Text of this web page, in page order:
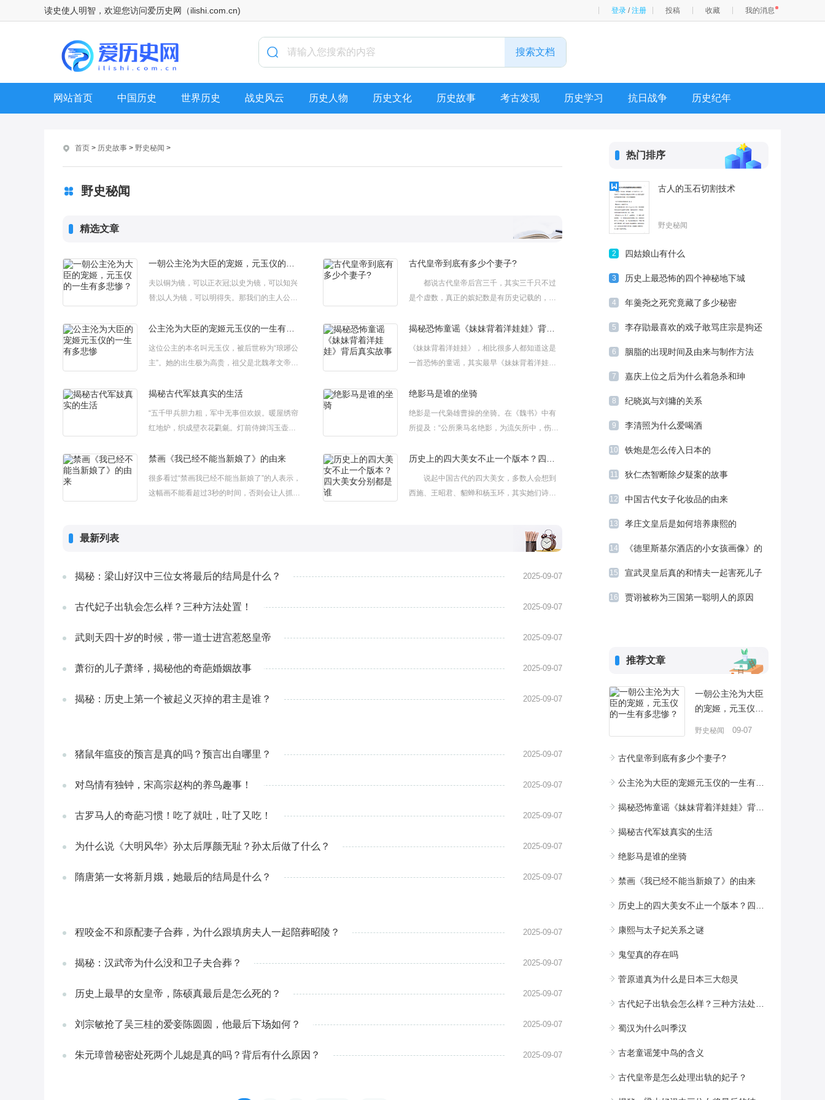
读史使人明智，欢迎您访问爱历史网（ilishi.com.cn) 登录 /注册 投稿 收藏 我的消息
网站首页 中国历史 世界历史 战史风云 历史人物 历史文化 历史故事 考古发现 历史学习 抗日战争 历史纪年
首页 > 历史故事 > 野史秘闻 >
野史秘闻
精选文章
夫以铜为镜，可以正衣冠;以史为镜，可以知兴
替;以人为镜，可以明得失。那我们的主人公元
玉仪，被后世称为“琅琊公主 ...
古代皇帝到底有多少个妻子?
都说古代皇帝后宫三千，其实三千只不过
是个虚数，真正的嫔妃数是有历史记载的，而
上恩宠的，只能郁郁寡欢度过一生。 我们
这位公主的本名叫元玉仪，被后世称为“琅琊公
主”。她的出生极为高贵，祖父是北魏孝文帝的
名的富豪，家中的财产足以匹敌国库。而她的
《妹妹背着洋娃娃》，相比很多人都知道这是
一首恐怖的童谣，其实最早《妹妹背着洋娃
过改编之后意境完全改变非常渗人恐怖而被网
揭秘古代军妓真实的生活
“五千甲兵胆力粗，军中无事但欢娱。暖屋绣帘
红地炉，织成壁衣花氍毹。灯前侍婢泻玉壶，
苍头奴。美人一双闲且都，朱唇翠眉映明矑。
绝影马是谁的坐骑
绝影是一代枭雄曹操的坐骑。在《魏书》中有
所提及：“公所乘马名绝影，为流矢所中，伤颊
嘉靖本、黄本都提到了绝影，而毛本则称之为
禁画《我已经不能当新娘了》的由来
很多看过“禁画我已经不能当新娘了”的人表示，
这幅画不能看超过3秒的时间，否则会让人抓
说起中国古代的四大美女，多数人会想到
西施、王昭君、貂蝉和杨玉环，其实她们诗人
第一个版本、(西施、王昭君、貂蝉、杨玉
环) 一般最常见的说法，按照四位美女的历
(西汉)、貂蝉(三国)、杨玉环(唐初) 。四大美女
最新列表
揭秘：梁山好汉中三位女将最后的结局是什么？ 2025-09-07
古代妃子出轨会怎么样？三种方法处置！ 2025-09-07
武则天四十岁的时候，带一道士进宫惹怒皇帝 2025-09-07
萧衍的儿子萧绎，揭秘他的奇葩婚姻故事 2025-09-07
揭秘：历史上第一个被起义灭掉的君主是谁？ 2025-09-07
猪鼠年瘟疫的预言是真的吗？预言出自哪里？ 2025-09-07
对鸟情有独钟，宋高宗赵构的养鸟趣事！ 2025-09-07
古罗马人的奇葩习惯！吃了就吐，吐了又吃！ 2025-09-07
为什么说《大明风华》孙太后厚颜无耻？孙太后做了什么？ 2025-09-07
隋唐第一女将新月娥，她最后的结局是什么？ 2025-09-07
程咬金不和原配妻子合葬，为什么跟填房夫人一起陪葬昭陵？ 2025-09-07
揭秘：汉武帝为什么没和卫子夫合葬？ 2025-09-07
历史上最早的女皇帝，陈硕真最后是怎么死的？ 2025-09-07
刘宗敏抢了吴三桂的爱妾陈圆圆，他最后下场如何？ 2025-09-07
朱元璋曾秘密处死两个儿媳是真的吗？背后有什么原因？ 2025-09-07
热门排序
古人的玉石切割技术
野史秘闻
2 四姑娘山有什么
3 历史上最恐怖的四个神秘地下城
4 年羹尧之死究竟藏了多少秘密
5
李存勖最喜欢的戏子敢骂庄宗是狗还
公开扇他的耳光
6 胭脂的出现时间及由来与制作方法
7 嘉庆上位之后为什么着急杀和珅
8 纪晓岚与刘墉的关系
9 李清照为什么爱喝酒
10 铁炮是怎么传入日本的
11 狄仁杰智断除夕疑案的故事
12 中国古代女子化妆品的由来
13 孝庄文皇后是如何培养康熙的
14
《德里斯基尔酒店的小女孩画像》的
灵异事件
15
宣武灵皇后真的和情夫一起害死儿子
16 贾诩被称为三国第一聪明人的原因
推荐文章
一朝公主沦为大臣
的宠姬，元玉仪的
野史秘闻 09-07
古代皇帝到底有多少个妻子?
公主沦为大臣的宠姬元玉仪的一生有多悲惨
揭秘恐怖童谣《妹妹背着洋娃娃》背后真实故事
揭秘古代军妓真实的生活
绝影马是谁的坐骑
禁画《我已经不能当新娘了》的由来
历史上的四大美女不止一个版本？四大美女分别都是谁
康熙与太子妃关系之谜
鬼玺真的存在吗
菅原道真为什么是日本三大怨灵
古代妃子出轨会怎么样？三种方法处置！
蜀汉为什么叫季汉
古老童谣笼中鸟的含义
古代皇帝是怎么处理出轨的妃子？